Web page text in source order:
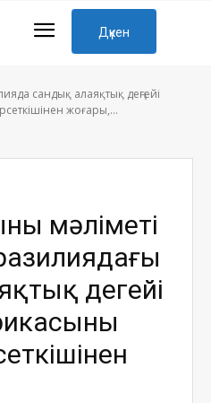
Дүкен
сандық алаяқтық деңгейі
жоғары,...
мәліметі
деңгейі